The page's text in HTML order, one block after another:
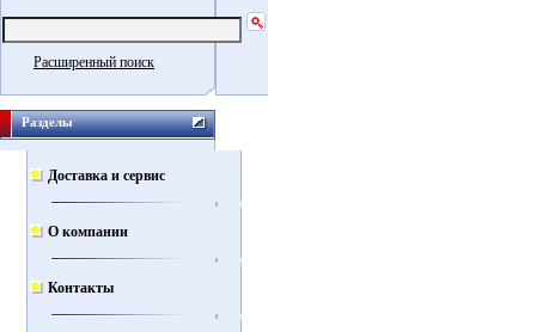
Расширенный поиск
Разделы
Доставка и сервис
О компании
Контакты